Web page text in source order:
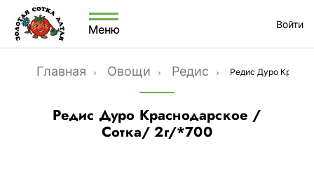
Меню Войти
Главная Овощи Редис Редис Дуро
Редис Дуро Краснодарское /
Сотка/ 2г/*700